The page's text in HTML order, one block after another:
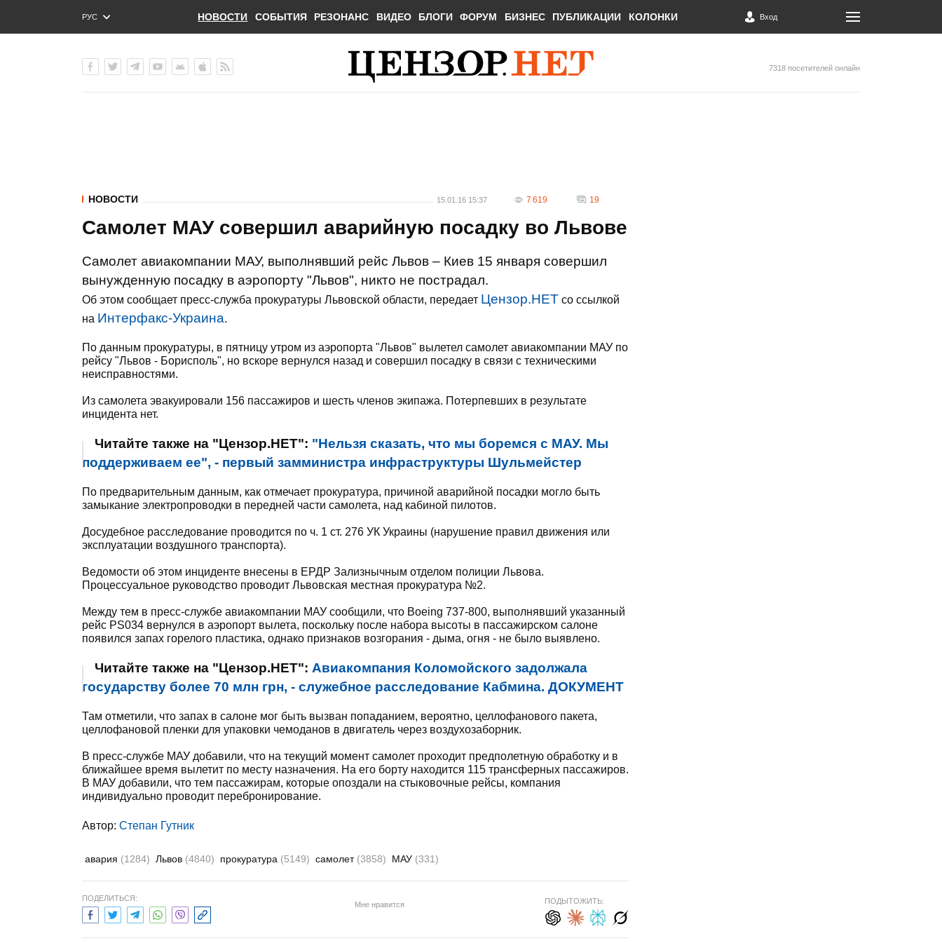
РУС
ENG
НОВОСТИ СОБЫТИЯ РЕЗОНАНС ВИДЕО БЛОГИ ФОРУМ БИЗНЕС ПУБЛИКАЦИИ КОЛОНКИ Вход
7318 посетителей онлайн
НОВОСТИ 15.01.16 15:37 7 619 19
Самолет МАУ совершил аварийную посадку во Львове
Самолет авиакомпании МАУ, выполнявший рейс Львов – Киев 15 января совершил
вынужденную посадку в аэропорту "Львов", никто не пострадал.
Об этом сообщает пресс-служба прокуратуры Львовской области, передает Цензор.НЕТ со ссылкой
на Интерфакс-Украина.
По данным прокуратуры, в пятницу утром из аэропорта "Львов" вылетел самолет авиакомпании МАУ по
рейсу "Львов - Борисполь", но вскоре вернулся назад и совершил посадку в связи с техническими
неисправностями.
Из самолета эвакуировали 156 пассажиров и шесть членов экипажа. Потерпевших в результате
инцидента нет.
Читайте также на "Цензор.НЕТ": "Нельзя сказать, что мы боремся с МАУ. Мы
поддерживаем ее", - первый замминистра инфраструктуры Шульмейстер
По предварительным данным, как отмечает прокуратура, причиной аварийной посадки могло быть
замыкание электропроводки в передней части самолета, над кабиной пилотов.
Досудебное расследование проводится по ч. 1 ст. 276 УК Украины (нарушение правил движения или
эксплуатации воздушного транспорта).
Ведомости об этом инциденте внесены в ЕРДР Зализнычным отделом полиции Львова.
Процессуальное руководство проводит Львовская местная прокуратура №2.
Между тем в пресс-службе авиакомпании МАУ сообщили, что Boeing 737-800, выполнявший указанный
рейс PS034 вернулся в аэропорт вылета, поскольку после набора высоты в пассажирском салоне
появился запах горелого пластика, однако признаков возгорания - дыма, огня - не было выявлено.
Читайте также на "Цензор.НЕТ": Авиакомпания Коломойского задолжала
государству более 70 млн грн, - служебное расследование Кабмина. ДОКУМЕНТ
Там отметили, что запах в салоне мог быть вызван попаданием, вероятно, целлофанового пакета,
целлофановой пленки для упаковки чемоданов в двигатель через воздухозаборник.
В пресс-службе МАУ добавили, что на текущий момент самолет проходит предполетную обработку и в
ближайшее время вылетит по месту назначения. На его борту находится 115 трансферных пассажиров.
В МАУ добавили, что тем пассажирам, которые опоздали на стыковочные рейсы, компания
индивидуально проводит перебронирование.
Автор: Степан Гутник
авария (1284) Львов (4840) прокуратура (5149) самолет (3858) МАУ (331)
ПОДЕЛИТЬСЯ:
Мне нравится ПОДЫТОЖИТЬ: